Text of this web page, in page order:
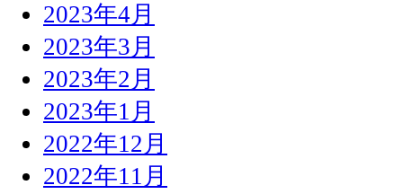
2023年4月
2023年3月
2023年2月
2023年1月
2022年12月
2022年11月